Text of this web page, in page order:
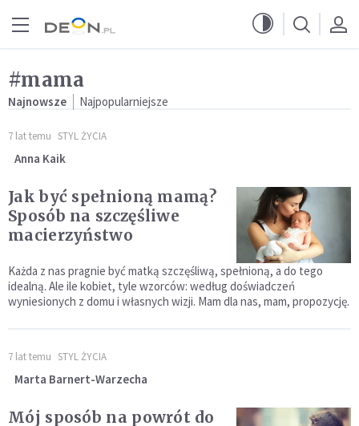
#mama
Najnowsze Najpopularniejsze
7 lat temu STYL ŻYCIA
Anna Kaik
Jak być spełnioną mamą?
Sposób na szczęśliwe
macierzyństwo
Każda z nas pragnie być matką szczęśliwą, spełnioną, a do tego
idealną. Ale ile kobiet, tyle wzorców: według doświadczeń
wyniesionych z domu i własnych wizji. Mam dla nas, mam, propozycję.
7 lat temu STYL ŻYCIA
Marta Barnert-Warzecha
Mój sposób na powrót do